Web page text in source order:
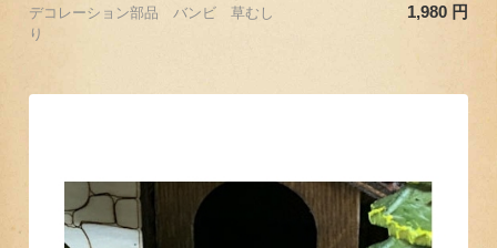
デコレーション部品 バンビ 草むし
り
1,980 円